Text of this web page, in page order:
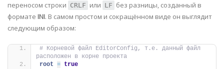
переносом строки CRLF или LF без разницы, созданный в
формате INI. В самом простом и сокращённом виде он выглядит
следующим образом:
# Корневой файл EditorConfig, т.е. данный файл
расположен в корне проекта
root = true